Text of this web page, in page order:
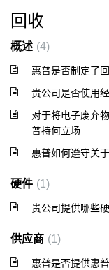
回收
概述 4
惠普是否制定了
贵公司是否使用
对于将电子废弃
普持何立场
惠普如何遵守关
硬件 1
贵公司提供哪些
供应商 1
惠普是否提供惠